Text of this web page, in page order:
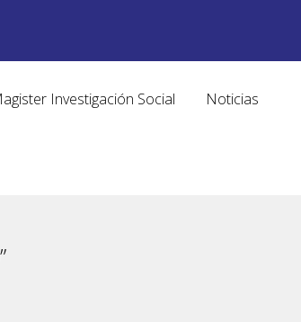
Investigación Social Noticias